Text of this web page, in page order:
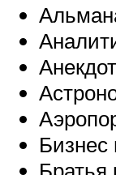
Бизнес